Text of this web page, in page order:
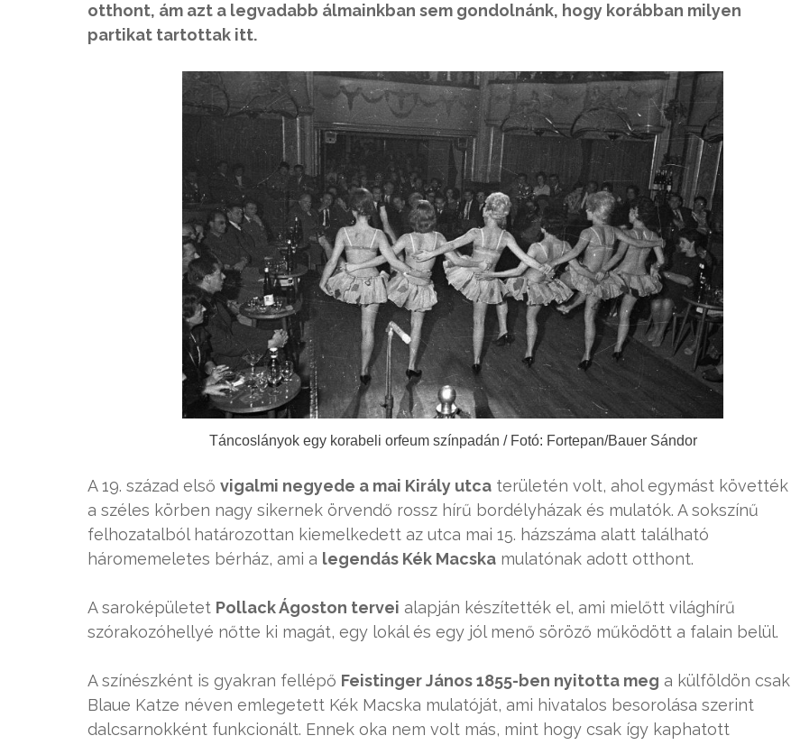
otthont, ám azt a legvadabb álmainkban sem gondolnánk, hogy korábban milyen
partikat tartottak itt.
Táncoslányok egy korabeli orfeum színpadán / Fotó: Fortepan/Bauer Sándor
A 19. század első vigalmi negyede a mai Király utca területén volt, ahol egymást követték
a széles körben nagy sikernek örvendő rossz hírű bordélyházak és mulatók. A sokszínű
felhozatalból határozottan kiemelkedett az utca mai 15. házszáma alatt található
háromemeletes bérház, ami a legendás Kék Macska mulatónak adott otthont.
A saroképületet Pollack Ágoston tervei alapján készítették el, ami mielőtt világhírű
szórakozóhellyé nőtte ki magát, egy lokál és egy jól menő söröző működött a falain belül.
A színészként is gyakran fellépő Feistinger János 1855-ben nyitotta meg a külföldön csak
Blaue Katze néven emlegetett Kék Macska mulatóját, ami hivatalos besorolása szerint
dalcsarnokként funkcionált. Ennek oka nem volt más, mint hogy csak így kaphatott